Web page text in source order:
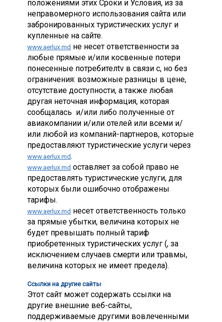
положениями этих Сроки и Условия, из за
неправомерного использования сайта или
забронированных туристических услуг и
купленные на сайте.
www.aerlux.md не несет ответственности за
любые прямые и/или косвенные потери
понесенные потребителtv в связи с, но без
ограничения: возможные разницы в цене,
отсутствие доступности, а также любая
другая неточная информация, которая
сообщалась и/или либо полученные от
авиакомпании и/или отелей или всеми и/
или любой из компаний-партнеров, которые
предоставляют туристические услуги через
www.aerlux.md.
www.aerlux.md оставляет за собой право не
предоставлять туристические услуги, для
которых были ошибочно отображены
тарифы.
www.aerlux.md несет ответственность только
за прямые убытки, величина которых не
будет превышать полный тариф
приобретенных туристических услуг (, за
исключением случаев смерти или травмы,
величина которых не имеет предела).
Ссылки на другие сайты
Этот сайт может содержать ссылки на
другие внешние веб-сайты,
поддерживаемые другими вовлеченными